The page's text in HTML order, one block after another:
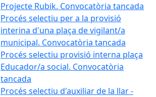
Projecte Rubik. Convocatòria tancada
Procés selectiu per a la provisió
interina d'una plaça de vigilant/a
municipal. Convocatòria tancada
Procés selectiu provisió interna plaça
Educador/a social. Convocatòria
tancada
Procés selectiu d'auxiliar de la llar -